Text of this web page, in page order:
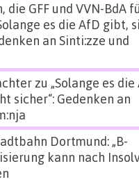
die GFF und VVN-BdA
es die AfD gibt,
an Sinti:zze und
zu „Solange es die
sicher“: Gedenken an
Dortmund: „B-
kann nach